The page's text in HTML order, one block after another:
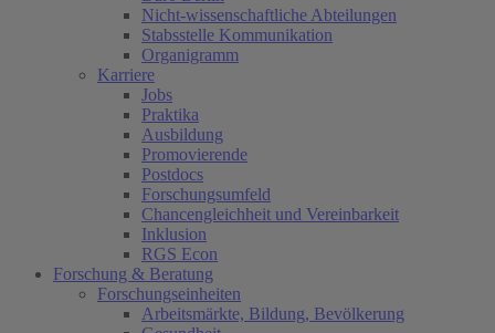
Nicht-wissenschaftliche Abteilungen
Stabsstelle Kommunikation
Organigramm
Karriere
Jobs
Praktika
Ausbildung
Promovierende
Postdocs
Forschungsumfeld
Chancengleichheit und Vereinbarkeit
Inklusion
RGS Econ
Forschung & Beratung
Forschungseinheiten
Arbeitsmärkte, Bildung, Bevölkerung